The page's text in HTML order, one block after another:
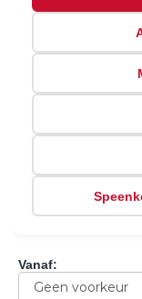
Vanaf: